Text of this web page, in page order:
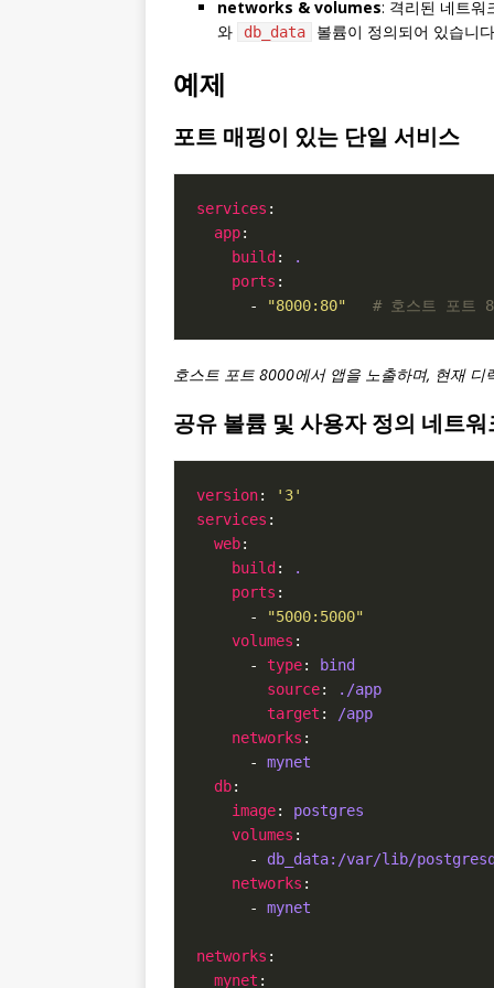
networks & volumes: 격리된 네트워
와
db_data 볼륨이 정의되어 있습니
예제
포트 매핑이 있는 단일 서비스
services
app
build :
.
ports
      -
"8000:80" # 호스트 포트
호스트 포트 8000에서 앱을 노출하며, 현재
공유 볼륨 및 사용자 정의 네트
version:
'3'
services
web
build :
.
ports
      -
"5000:5000"
volumes
      -
type:
bind
source:
./app
target :
/app
networks
      -
mynet
db
image: postgres
volumes
      -
db_data:/var/lib/
networks
      -
mynet
networks
mynet